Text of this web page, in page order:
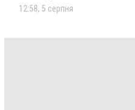
12:58, 5 серпня